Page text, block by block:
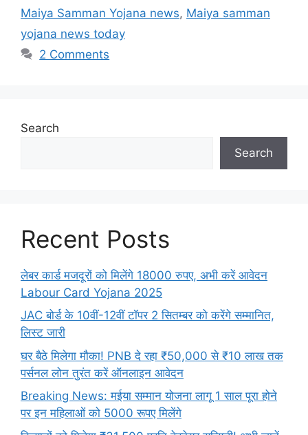
Maiya Samman Yojana news, Maiya samman
yojana news today
2 Comments
Search
Search
Recent Posts
लेबर कार्ड मजदूरों को मिलेंगे 18000 रुपए, अभी करें आवेदन
Labour Card Yojana 2025
JAC बोर्ड के 10वीं-12वीं टॉपर 2 सितम्बर को करेंगे सम्मानित,
लिस्ट जारी
घर बैठे मिलेगा मौका! PNB दे रहा ₹50,000 से ₹10 लाख तक
पर्सनल लोन तुरंत करें ऑनलाइन आवेदन
Breaking News: मईया सम्मान योजना लागू 1 साल पूरा होने
पर इन महिलाओं को 5000 रूपए मिलेंगे